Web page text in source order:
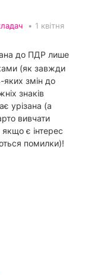
• 1 квітня
до ПДР лише
(як завжди
яких змін до
знаків
урізана (а
вивчати
є інтерес
помилки)!